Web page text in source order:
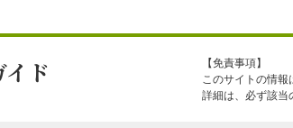
イド
【免責事項】
このサイトの情報
詳細は、必ず該当